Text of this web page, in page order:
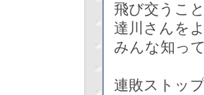
飛び交うこ
達川さんを
みんな知っ
連敗ストッ